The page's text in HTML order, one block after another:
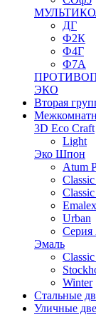
ДГ
Ф2К
Ф4Г
Ф7А
ЭКО
Вторая
3D Eco Craft
Light
Эко Шпон
Atum
Emalex
Urban
Серия
Эмаль
Winter
Стальные
Уличные